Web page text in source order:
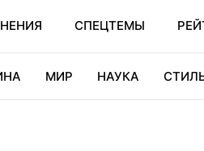
СПЕЦТЕМЫ
МИР НАУКА